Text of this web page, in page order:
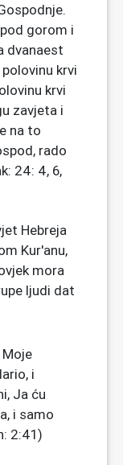
gorom i
dvanaest
krvi
krvi
zavjeta i
na to
rado
24: 4, 6,
Hebreja
Kur'anu,
mora
ljudi dat
i
Ja ću
i samo
2:41)